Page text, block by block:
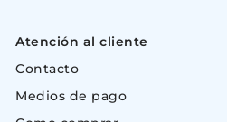
Atención al cliente
Contacto
Medios de pago